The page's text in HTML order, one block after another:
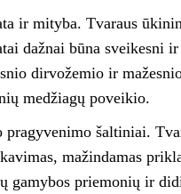
ir mityba. Tvaraus
dažnai būna sveikesni
dirvožemio ir
medžiagų poveikio.
pragyvenimo šaltiniai.
mažindamas
gamybos priemonių ir